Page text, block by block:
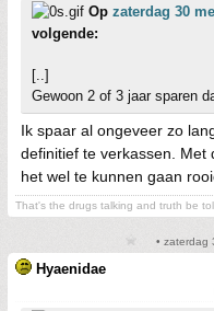
Op zaterdag 30
volgende:
[..]
Gewoon 2 of 3 jaar sparen
Ik spaar al ongeveer zo
definitief te verkassen. Met
het wel te kunnen gaan
That's the drugs talking and truth be
• zaterdag
Hyaenidae